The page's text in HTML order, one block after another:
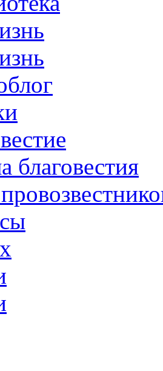
благовестия